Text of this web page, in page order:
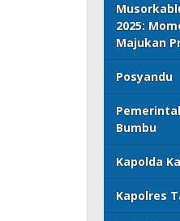
2025:
Majukan
Posyandu
Bumbu
Kapolda
Kapolres